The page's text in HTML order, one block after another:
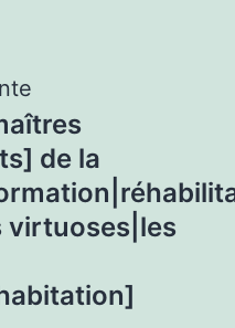
de la
virtuoses|les